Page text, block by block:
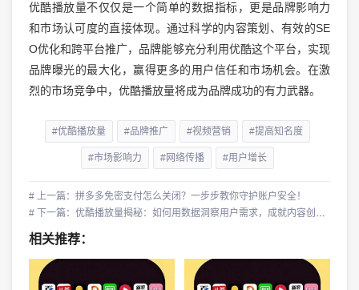
优酷播放量不仅仅是一个简单的数据指标，更是品牌影响力
和市场认可度的直接体现。通过科学的内容策划、有效的SE
O优化和跨平台推广，品牌能够充分利用优酷这个平台，实现
品牌曝光的最大化，赢得更多的用户信任和市场机会。在激
烈的市场竞争中，优酷播放量将成为品牌成功的有力武器。
#优酷播放量 #品牌推广 #视频营销 #提高知名度
#市场影响力 #网络传播 #用户增长
# 上一篇：拼多多免密支付怎么关闭？一步步教你守护账户安全！
# 下一篇：优酷播放量揭秘：如何用数据洞察用户需求，成就内容创作新高峰
相关推荐：